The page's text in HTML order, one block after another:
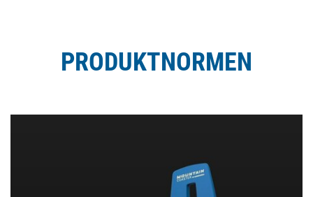
PRODUKTNORMEN